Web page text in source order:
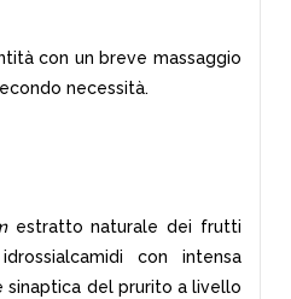
con un breve massaggio
necessità.
estratto naturale dei frutti
con intensa
sinaptica del prurito a livello